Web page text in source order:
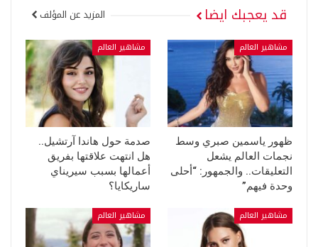
قد يعجبك ايضا المزيد عن المؤلف
مشاهير العالم
ظهور ياسمين صبري وسط
نجمات العالم يشعل
التعليقات.. والجمهور: “أحلى
وحدة فيهم”
مشاهير العالم
صدمة حول هاندا آرتشيل..
هل انتهت علاقتها بفريق
أعمالها بسبب سيريناي
ساريكايا؟
مشاهير العالم مشاهير العالم